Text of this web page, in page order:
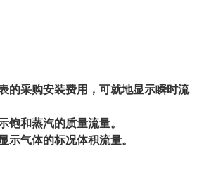
的采购安装费用，可就地显示瞬时流
和蒸汽的质量流量。
气体的标况体积流量。